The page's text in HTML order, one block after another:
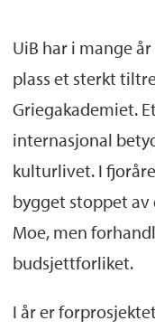
UiB har i mange
plass et sterkt
Griegakademiet.
internasjonal
kulturlivet. I
bygget stoppet
Moe, men
budsjettforliket.
I år er